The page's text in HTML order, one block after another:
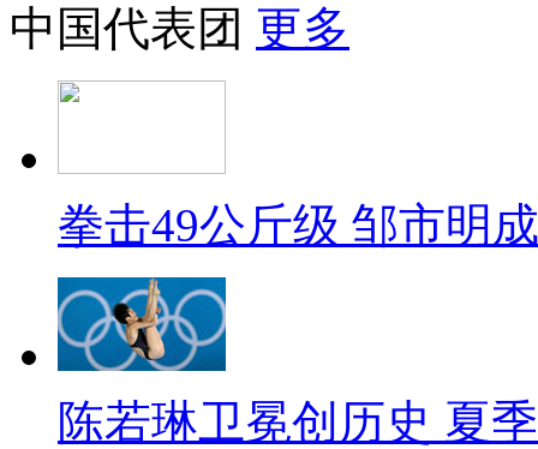
中国代表团 更多
拳击49公斤级 邹市明
陈若琳卫冕创历史 夏